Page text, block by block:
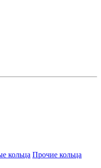
кольца Прочие кольца